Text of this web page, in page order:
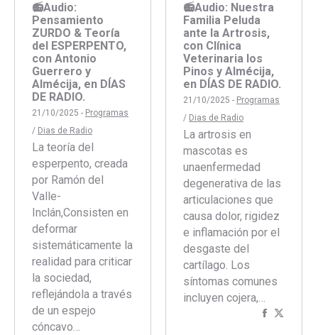
📻Audio:
Pensamiento
ZURDO & Teoría
del ESPERPENTO,
con Antonio
Guerrero y
Almécija, en DÍAS
DE RADIO.
21/10/2025 - Programas
/ Dias de Radio
La teoría del
esperpento, creada
por Ramón del
Valle-
Inclán,Consisten en
deformar
sistemáticamente la
realidad para criticar
la sociedad,
reflejándola a través
de un espejo
cóncavo…
📻Audio: Nuestra
Familia Peluda
ante la Artrosis,
con Clínica
Veterinaria los
Pinos y Almécija,
en DÍAS DE RADIO.
21/10/2025 - Programas
/ Dias de Radio
La artrosis en
mascotas es
unaenfermedad
degenerativa de las
articulaciones que
causa dolor, rigidez
e inflamación por el
desgaste del
cartílago. Los
síntomas comunes
incluyen cojera,…
Compartir